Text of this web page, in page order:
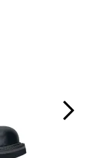
Next Slide